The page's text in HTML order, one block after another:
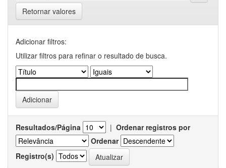
Retornar valores
Adicionar filtros:
Utilizar filtros para refinar o resultado de busca.
Resultados/Página | Ordenar registros por
Ordenar
Registro(s)